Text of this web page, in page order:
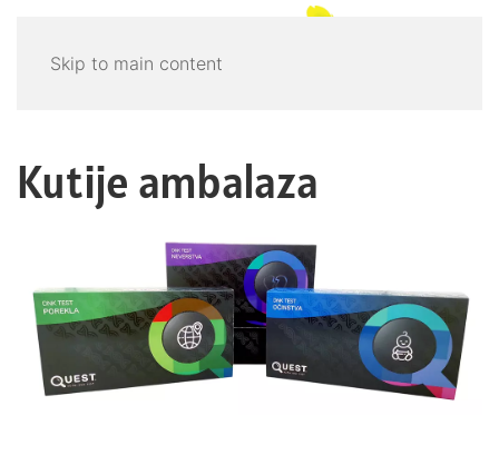
Skip to main content
Kutije ambalaza